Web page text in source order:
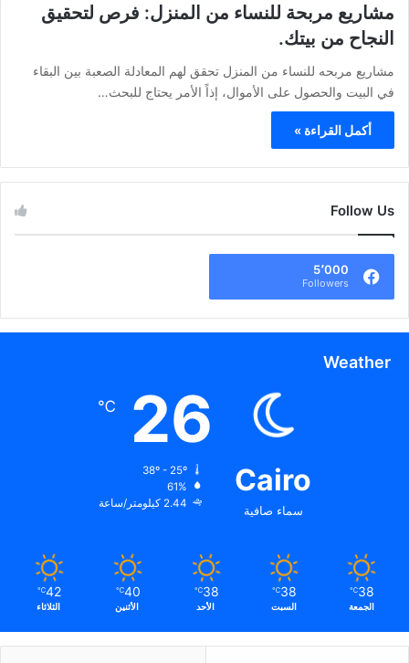
مشاريع مربحة للنساء من المنزل: فرص لتحقيق
النجاح من بيتك.
مشاريع مربحه للنساء من المنزل تحقق لهم المعادلة الصعبة بين البقاء
في البيت والحصول على الأموال، إذاً الأمر يحتاج للبحث…
أكمل القراءة »
Follow Us
5٬000
Followers
Weather
Cairo
سماء صافية
26
℃
61%
2.44 كيلومتر/ساعة
38
℃
الجمعة
38
℃
السبت
38
℃
الأحد
40
℃
الأثنين
42
℃
الثلاثاء